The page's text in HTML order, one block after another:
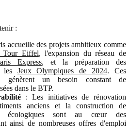
:
accueille des projets ambitieux comme
Tour Eiffel, l'expansion du réseau de
Express, et la préparation des
les Jeux Olympiques de 2024. Ces
génèrent un besoin constant de
dans le BTP.
: Les initiatives de rénovation
anciens et la construction de
écologiques sont au cœur des
ainsi de nombreuses offres d'emploi